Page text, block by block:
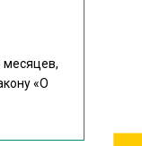
месяцев,
«О